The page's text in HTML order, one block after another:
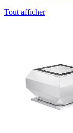
Tout afficher